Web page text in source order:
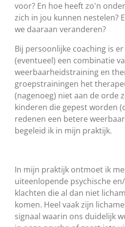
voor? En hoe heeft zo'n
zich in jou kunnen nestelen?
we daaraan veranderen?
Bij persoonlijke coaching is
(eventueel) een combinatie
weerbaarheidstraining en
groepstrainingen het
(nagenoeg) niet aan de orde
kinderen die gepest worden
redenen een betere
begeleid ik in mijn praktijk.
In mijn praktijk ontmoet ik
uiteenlopende psychische
klachten die al dan niet
komen. Heel vaak zijn
signaal waarin ons duidelijk